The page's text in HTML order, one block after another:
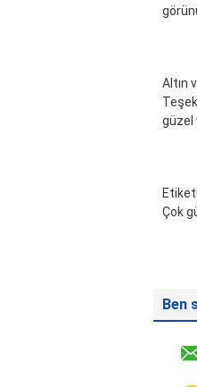
Altın
güzel
Çok
Ben